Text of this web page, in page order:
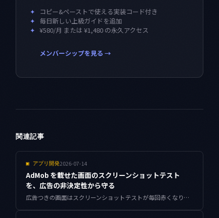
✦
コピー&ペーストで使える実装コード付き
✦ 毎日新しい上級ガイドを追加
✦ ¥580/月 または ¥1,480 の永久アクセス
メンバーシップを見る →
関連記事
▣ アプリ開発2026-07-14
AdMob を載せた画面のスクリーンショットテスト
を、広告の非決定性から守る
広告つきの画面はスクリーンショットテストが毎回赤くなり、やがて誰も差分を見なくなります。AdMob バナーの非決定性を封じ、レイアウトの崩れだけを検知に残す設計を、Compose の実装例と Antigravity での差分トリアージまで含めてまとめます。